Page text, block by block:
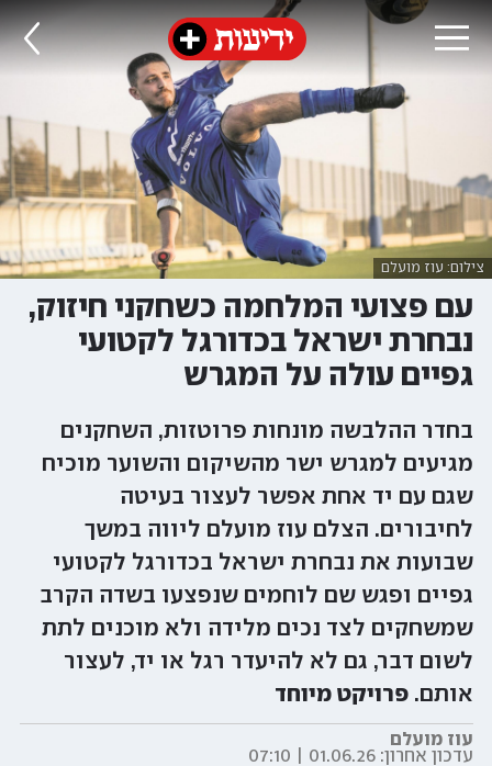
צילום: עוז מועלם
עם פצועי המלחמה כשחקני חיזוק,
נבחרת ישראל בכדורגל לקטועי
גפיים עולה על המגרש
בחדר ההלבשה מונחות פרוטזות, השחקנים
מגיעים למגרש ישר מהשיקום והשוער מוכיח
שגם עם יד אחת אפשר לעצור בעיטה
לחיבורים. הצלם עוז מועלם ליווה במשך
שבועות את נבחרת ישראל בכדורגל לקטועי
גפיים ופגש שם לוחמים שנפצעו בשדה הקרב
שמשחקים לצד נכים מלידה ולא מוכנים לתת
לשום דבר, גם לא להיעדר רגל או יד, לעצור
אותם.פרויקט מיוחד
עוז מועלם
עדכון אחרון:01.06.26 | 07:10